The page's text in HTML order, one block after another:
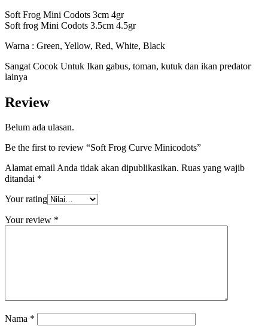
Soft Frog Mini Codots 3cm 4gr
Soft frog Mini Codots 3.5cm 4.5gr
Warna : Green, Yellow, Red, White, Black
Sangat Cocok Untuk Ikan gabus, toman, kutuk dan ikan predator
lainya
Review
Belum ada ulasan.
Be the first to review “Soft Frog Curve Minicodots”
Alamat email Anda tidak akan dipublikasikan. Ruas yang wajib
ditandai *
Your rating
Your review *
Nama *